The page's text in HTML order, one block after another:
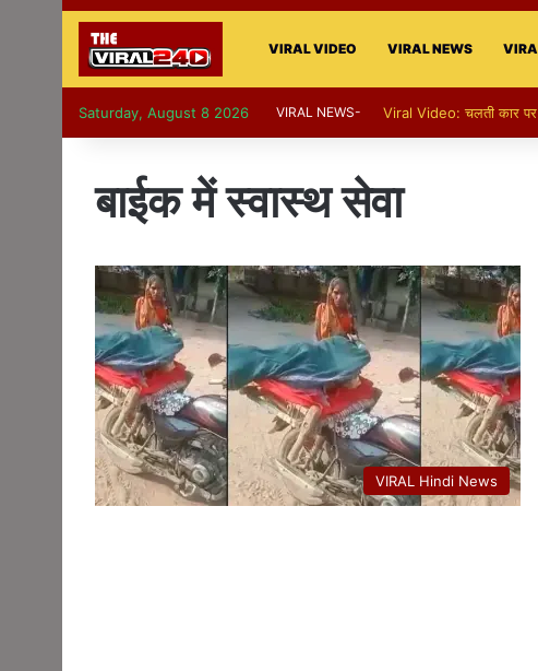
VIRAL VIDEO VIRAL NEWS
Saturday, August 8 2026 VIRAL NEWS- Viral Video: चलती कार पर
बाईक में स्वास्थ सेवा
VIRAL Hindi News